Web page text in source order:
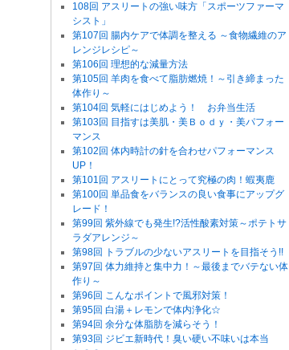
108回 アスリートの強い味方「スポーツファーマ
シスト」
第107回 腸内ケアで体調を整える ～食物繊維のア
レンジレシピ～
第106回 理想的な減量方法
第105回 羊肉を食べて脂肪燃焼！～引き締まった
体作り～
第104回 気軽にはじめよう！ お弁当生活
第103回 目指すは美肌・美Ｂｏｄｙ・美パフォー
マンス
第102回 体内時計の針を合わせパフォーマンス
UP！
第101回 アスリートにとって究極の肉！蝦夷鹿
第100回 単品食をバランスの良い食事にアップグ
レード！
第99回 紫外線でも発生!?活性酸素対策～ポテトサ
ラダアレンジ～
第98回 トラブルの少ないアスリートを目指そう!!
第97回 体力維持と集中力！～最後までバテない体
作り～
第96回 こんなポイントで風邪対策！
第95回 白湯＋レモンで体内浄化☆
第94回 余分な体脂肪を減らそう！
第93回 ジビエ新時代！臭い硬い不味いは本当